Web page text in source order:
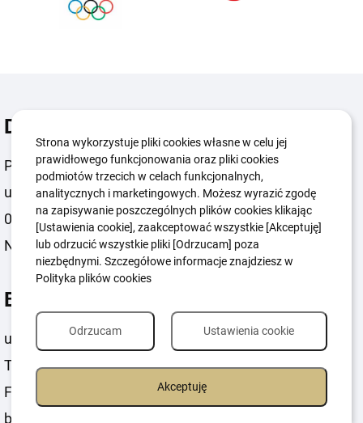
Dane teleadresowe
Polski Komitet Paralimpijski
ul. Konwiktorska 9 lok. 2,
00-216 Warszawa
NIP 5262358030
Biuro
ul. Konwiktorska 9 lok. 2, Warszawa
Tel: +48 22 824 08 72
Fax: +48 22 824 08 71
biuro@paralympic.org.pl
Strona wykorzystuje pliki cookies własne w celu jej
prawidłowego funkcjonowania oraz pliki cookies
podmiotów trzecich w celach funkcjonalnych,
analitycznych i marketingowych. Możesz wyrazić zgodę
na zapisywanie poszczególnych plików cookies klikając
[Ustawienia cookie], zaakceptować wszystkie [Akceptuję]
lub odrzucić wszystkie pliki [Odrzucam] poza
niezbędnymi. Szczegółowe informacje znajdziesz w
Polityka plików cookies
Akceptuję
Ustawienia cookie
Odrzucam